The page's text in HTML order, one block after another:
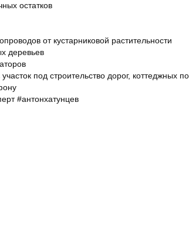
остатков
от кустарниковой растительности
деревьев
под строительство дорог, коттеджных
#антонхатунцев